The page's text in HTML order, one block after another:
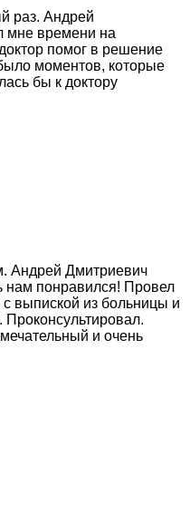
раз. Андрей
мне времени на
помог в решение
моментов, которые
бы к доктору
Андрей Дмитриевич
нам понравился! Провел
выпиской из больницы и
и очень